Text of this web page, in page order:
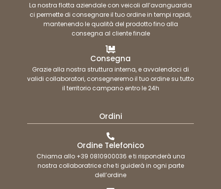
La nostra flotta aziendale con veicoli all’avanguardia
ci permette di consegnare il tuo ordine in tempi rapidi,
mantenendo le qualità del prodotto fino alla
consegna al cliente finale
Consegna
Grazie alla nostra struttura interna, e avvalendoci di
validi collaboratori, consegneremo il tuo ordine su tutto
il territorio campano entro le 24h
Ordini
Ordine Telefonico
Chiama allo +39 0810900036 e ti risponderà una
nostra collaboratrice che ti guiderà in ogni parte
dell’ordine